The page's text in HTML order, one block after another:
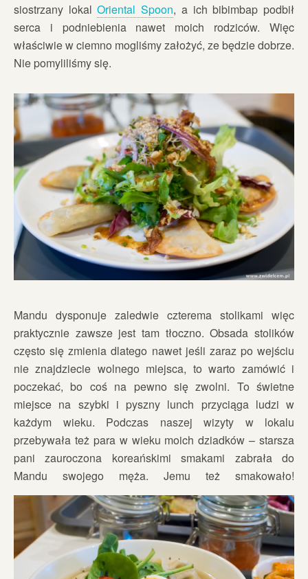
siostrzany lokalOriental Spoon, a ich bibimbap podbił
serca i podniebienia nawet moich rodziców. Więc
właściwie w ciemno mogliśmy założyć, ze będzie dobrze.
Nie pomyliliśmy się.
Mandu dysponuje zaledwie czterema stolikami więc
praktycznie zawsze jest tam tłoczno. Obsada stolików
często się zmienia dlatego nawet jeśli zaraz po wejściu
nie znajdziecie wolnego miejsca, to warto zamówić i
poczekać, bo coś na pewno się zwolni. To świetne
miejsce na szybki i pyszny lunch przyciąga ludzi w
każdym wieku. Podczas naszej wizyty w lokalu
przebywała też para w wieku moich dziadków – starsza
pani zauroczona koreańskimi smakami zabrała do
Mandu swojego męża. Jemu też smakowało!